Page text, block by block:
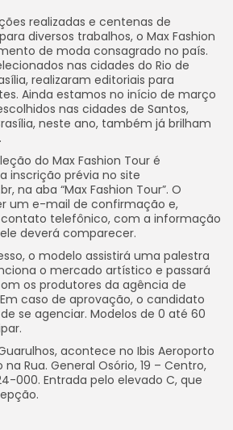
realizadas e centenas de
diversos trabalhos, o Max Fashion
de moda consagrado no país.
nas cidades do Rio de
realizaram editoriais para
Ainda estamos no início de março
nas cidades de Santos,
neste ano, também já brilham
do Max Fashion Tour é
inscrição prévia no site
na aba “Max Fashion Tour”. O
um e-mail de confirmação e,
telefônico, com a informação
deverá comparecer.
o modelo assistirá uma palestra
o mercado artístico e passará
os produtores da agência de
caso de aprovação, o candidato
se agenciar. Modelos de 0 até 60
acontece no Ibis Aeroporto
Rua. General Osório, 19 – Centro,
000. Entrada pelo elevado C, que